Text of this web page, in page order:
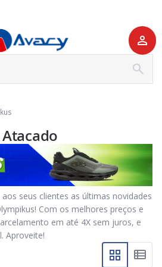
seus clientes as últimas novidades
Com os melhores preços e
em até 4X sem juros, e
Aproveite!